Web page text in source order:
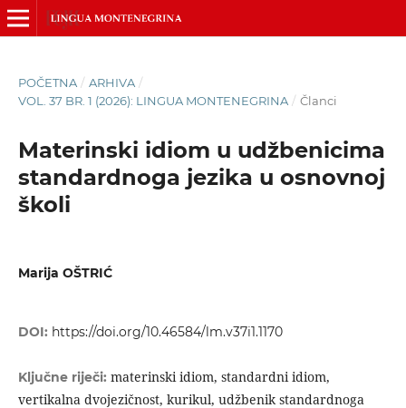
POČETNA / ARHIVA /
VOL. 37 BR. 1 (2026): LINGUA MONTENEGRINA / Članci
Materinski idiom u udžbenicima
standardnoga jezika u osnovnoj
školi
Marija OŠTRIĆ
DOI: https://doi.org/10.46584/lm.v37i1.1170
Ključne riječi: materinski idiom, standardni idiom,
vertikalna dvojezičnost, kurikul, udžbenik standardnoga